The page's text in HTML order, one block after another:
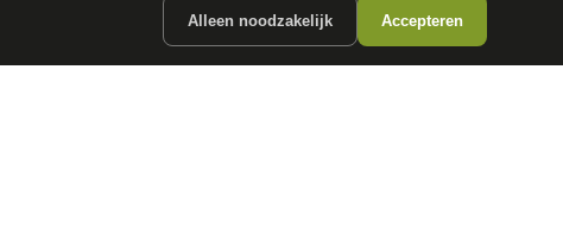
Alleen noodzakelijk Accepteren